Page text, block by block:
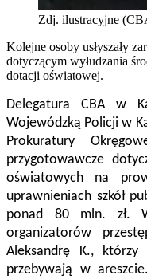
Zdj. ilustracyjne
Kolejne osoby usłyszały
dotyczącym wyłudzania
dotacji oświatowej.
Delegatura CBA w
Wojewódzką Policji w
Prokuratury
przygotowawcze
oświatowych na
uprawnieniach szkół
ponad 80 mln. zł.
organizatorów
Aleksandrę K.,
przebywają w